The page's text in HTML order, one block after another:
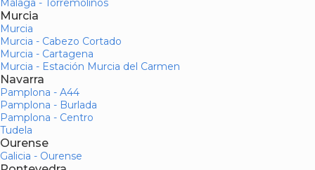
Málaga - Torremolinos
Murcia
Murcia
Murcia - Cabezo Cortado
Murcia - Cartagena
Murcia - Estación Murcia del Carmen
Navarra
Pamplona - A44
Pamplona - Burlada
Pamplona - Centro
Tudela
Ourense
Galicia - Ourense